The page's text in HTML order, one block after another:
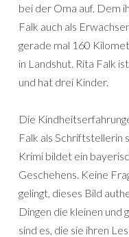
bei der Oma auf. Dem
Falk auch als
gerade mal 160
in Landshut. Rita Falk
und hat drei Kinder.
Die
Falk als Schriftstellerin
Krimi bildet ein
Geschehens. Keine
gelingt, dieses Bild
Dingen die kleinen und
sind es, die sie ihren